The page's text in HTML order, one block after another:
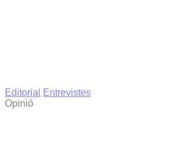
Editorial
Entrevistes
Opinió